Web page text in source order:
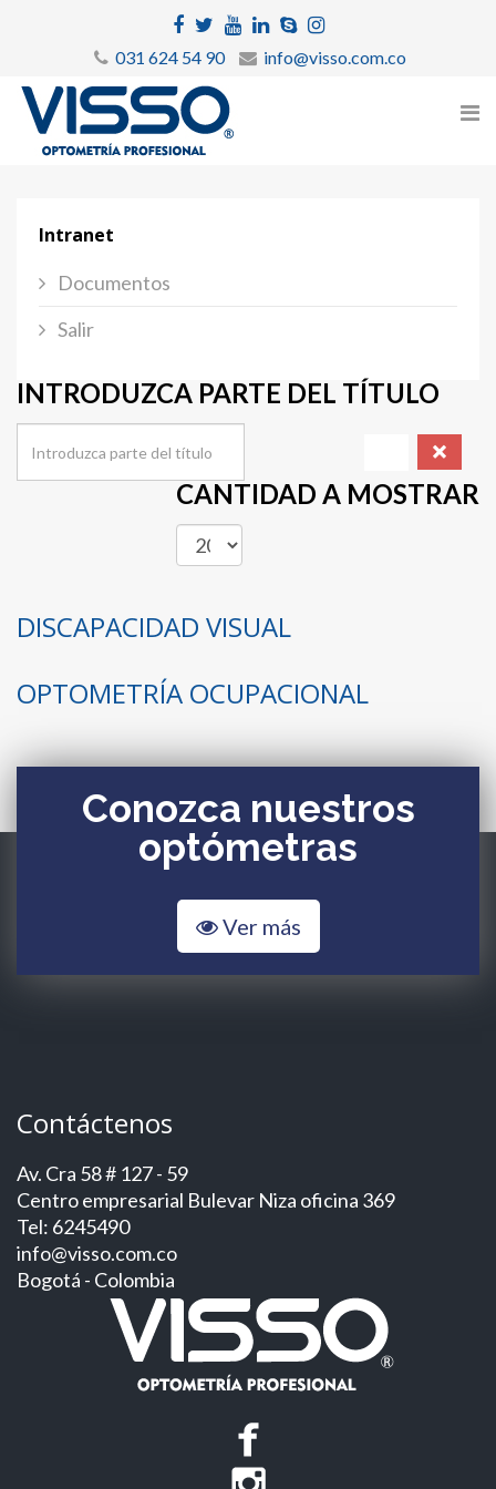
031 624 54 90 info@visso.com.co
Intranet
Documentos
Salir
INTRODUZCA PARTE DEL TÍTULO
CANTIDAD A MOSTRAR
DISCAPACIDAD VISUAL
OPTOMETRÍA OCUPACIONAL
Conozca nuestros
optómetras
Ver más
Contáctenos
Av. Cra 58 # 127 - 59
Centro empresarial Bulevar Niza oficina 369
Tel: 6245490
info@visso.com.co
Bogotá - Colombia